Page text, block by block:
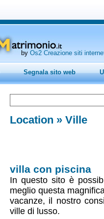
by Os2 Creazione siti
Segnala sito web
Location » Ville
villa con piscina
In questo sito è
meglio questa
vacanze, il nostro
ville di lusso.